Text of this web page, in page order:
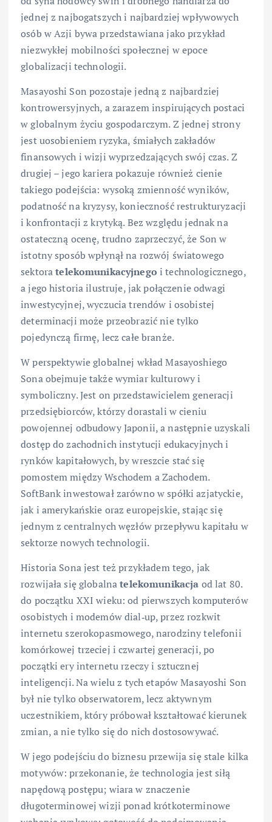
jednej z najbogatszych i najbardziej wpływowych
osób w Azji bywa przedstawiana jako przykład
niezwykłej mobilności społecznej w epoce
globalizacji technologii.
Masayoshi Son pozostaje jedną z najbardziej
kontrowersyjnych, a zarazem inspirujących postaci
w globalnym życiu gospodarczym. Z jednej strony
jest uosobieniem ryzyka, śmiałych zakładów
finansowych i wizji wyprzedzających swój czas. Z
drugiej – jego kariera pokazuje również cienie
takiego podejścia: wysoką zmienność wyników,
podatność na kryzysy, konieczność restrukturyzacji
i konfrontacji z krytyką. Bez względu jednak na
ostateczną ocenę, trudno zaprzeczyć, że Son w
istotny sposób wpłynął na rozwój światowego
sektoratelekomunikacyjnego i technologicznego,
a jego historia ilustruje, jak połączenie odwagi
inwestycyjnej, wyczucia trendów i osobistej
determinacji może przeobrazić nie tylko
pojedynczą firmę, lecz całe branże.
W perspektywie globalnej wkład Masayoshiego
Sona obejmuje także wymiar kulturowy i
symboliczny. Jest on przedstawicielem generacji
przedsiębiorców, którzy dorastali w cieniu
powojennej odbudowy Japonii, a następnie uzyskali
dostęp do zachodnich instytucji edukacyjnych i
rynków kapitałowych, by wreszcie stać się
pomostem między Wschodem a Zachodem.
SoftBank inwestował zarówno w spółki azjatyckie,
jak i amerykańskie oraz europejskie, stając się
jednym z centralnych węzłów przepływu kapitału w
sektorze nowych technologii.
Historia Sona jest też przykładem tego, jak
rozwijała się globalnatelekomunikacja od lat 80.
do początku XXI wieku: od pierwszych komputerów
osobistych i modemów dial‑up, przez rozkwit
internetu szerokopasmowego, narodziny telefonii
komórkowej trzeciej i czwartej generacji, po
początki ery internetu rzeczy i sztucznej
inteligencji. Na wielu z tych etapów Masayoshi Son
był nie tylko obserwatorem, lecz aktywnym
uczestnikiem, który próbował kształtować kierunek
zmian, a nie tylko się do nich dostosowywać.
W jego podejściu do biznesu przewija się stale kilka
motywów: przekonanie, że technologia jest siłą
napędową postępu; wiara w znaczenie
długoterminowej wizji ponad krótkoterminowe